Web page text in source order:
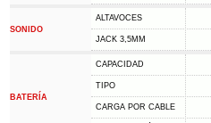
SONIDO
ALTAVOCES
JACK 3,5MM
BATERÍA
CAPACIDAD
TIPO
CARGA POR CABLE